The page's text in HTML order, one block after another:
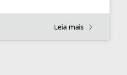
Leia mais